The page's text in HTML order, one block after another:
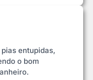
entupidas,
o bom